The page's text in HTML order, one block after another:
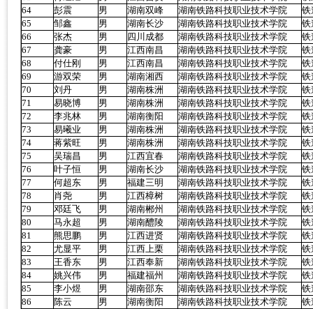
64
彭震 男 湖南双峰 湖南铁路科技职业技术学院
铁
65
邹鑫 男 湖南长沙 湖南铁路科技职业技术学院
铁
66
张杰 男 四川成都 湖南铁路科技职业技术学院
铁
67
龚豪 男 江西南昌 湖南铁路科技职业技术学院
铁
68
付仕刚 男 江西南昌 湖南铁路科技职业技术学院
铁
69
游双荣 男 湖南湘西 湖南铁路科技职业技术学院
铁
70
刘丹 男 湖南株洲 湖南铁路科技职业技术学院
铁
71
易晓博 男 湖南株洲 湖南铁路科技职业技术学院
铁
72
李兆林 男 湖南衡阳 湖南铁路科技职业技术学院
铁
73
易曦业 男 湖南株洲 湖南铁路科技职业技术学院
铁
74
蒋紫旺 男 湖南株洲 湖南铁路科技职业技术学院
铁
75
吴瑞昌 男 江西宜春 湖南铁路科技职业技术学院
铁
76
叶子恒 男 湖南长沙 湖南铁路科技职业技术学院
铁
77
何超东 男 福建三明 湖南铁路科技职业技术学院
铁
78
肖尧 男 江西樟树 湖南铁路科技职业技术学院
铁
79
邓廷飞 男 湖南郴州 湖南铁路科技职业技术学院
铁
80
马永超 男 湖南醴陵 湖南铁路科技职业技术学院
铁
81
熊思鹏 男 江西进贤 湖南铁路科技职业技术学院
铁
82
尤显平 男 江西上栗 湖南铁路科技职业技术学院
铁
83
王香东 男 江西奉新 湖南铁路科技职业技术学院
铁
84
姚兴伟 男 福建福州 湖南铁路科技职业技术学院
铁
85
李小煜 男 湖南邵东 湖南铁路科技职业技术学院
铁
86
陈云 男 湖南衡阳 湖南铁路科技职业技术学院
铁